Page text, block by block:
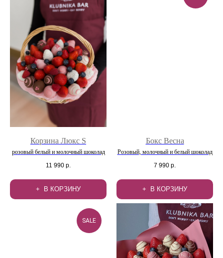
Корзина Люкс S
розовый белый и молочный шоколад
11 990 р.
В КОРЗИНУ
Бокс Весна
Розовый, молочный и белый шоколад
7 990 р.
В КОРЗИНУ
SALE